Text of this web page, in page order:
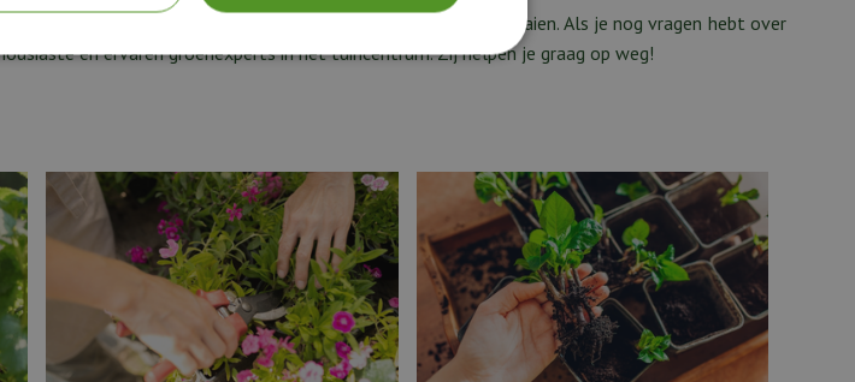
meer info over waar, wanneer en hoeveel je ervan kunt zaaien. Als je nog vragen hebt over
en ervaren groenexperts in het tuincentrum. Zij helpen je graag op weg!